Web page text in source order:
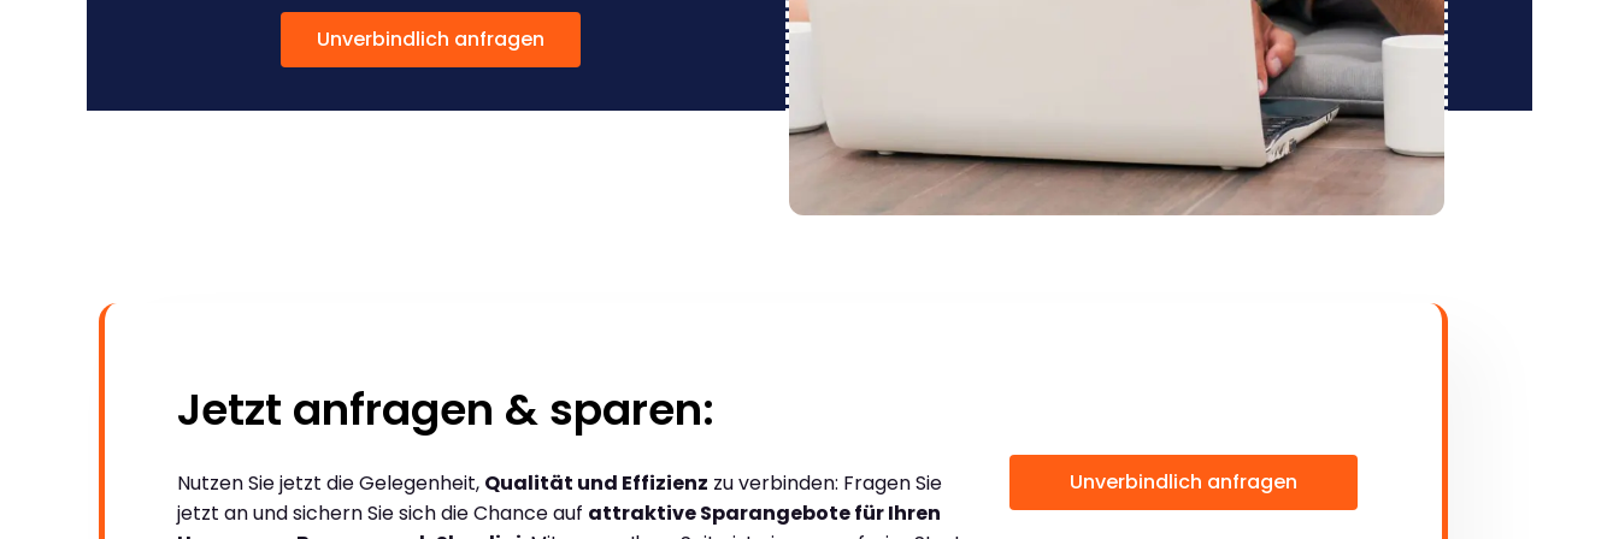
Unverbindlich anfragen
Jetzt anfragen & sparen:
Nutzen Sie jetzt die Gelegenheit, Qualität und Effizienz zu verbinden: Fragen Sie
jetzt an und sichern Sie sich die Chance auf attraktive Sparangebote für Ihren
Unverbindlich anfragen